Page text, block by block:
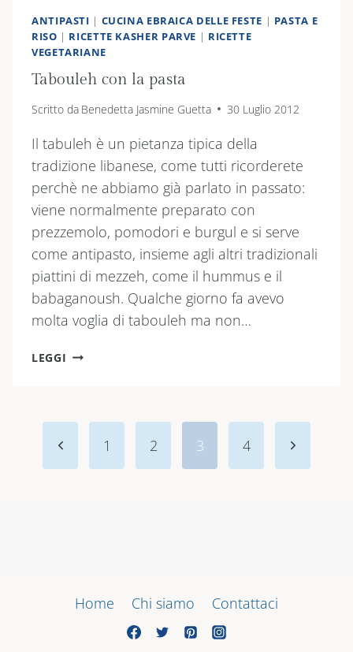
ANTIPASTI | CUCINA EBRAICA DELLE FESTE | PASTA E
RISO | RICETTE KASHER PARVE | RICETTE
VEGETARIANE
Tabouleh con la pasta
Scritto da Benedetta Jasmine Guetta 30 Luglio 2012
Il tabuleh è un pietanza tipica della
tradizione libanese, come tutti ricorderete
perchè ne abbiamo già parlato in passato:
viene normalmente preparato con
prezzemolo, pomodori e burgul e si serve
come antipasto, insieme agli altri tradizionali
piattini di mezzeh, come il hummus e il
babaganoush. Qualche giorno fa avevo
molta voglia di tabouleh ma non…
LEGGI TABOULEH
paginaPagina
1 2 3 4
Pagina
Home Chi siamo Contattaci